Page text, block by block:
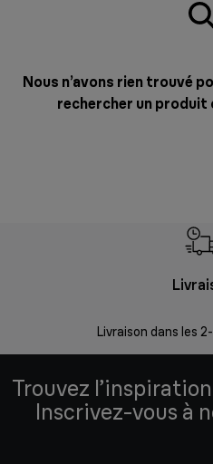
Nous n’avons rien trouvé
rechercher un produit
Livraison dans les
Trouvez
Inscrivez-vous à